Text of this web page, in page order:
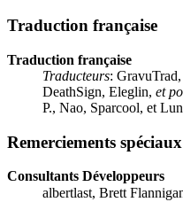
Traduction française
Traduction française
Traducteurs:
DeathSign, Eleglin, et
P., Nao, Sparcool, et
Remerciements spéciaux
Consultants Développeurs
albertlast, Brett